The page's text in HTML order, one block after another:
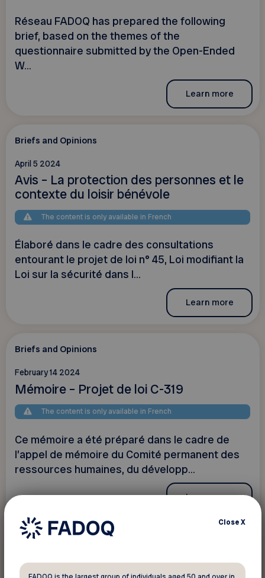
Réseau FADOQ has prepared the following
brief, based on the themes of the
questionnaire submitted by the Open-Ended
W...
Learn more
Briefs and Opinions
April 5 2024
Avis – La protection des personnes et le
contexte du loisir bénévole
The content is only available in French
Élaboré dans le cadre des consultations
entourant le projet de loi n° 45, Loi modifiant la
Loi sur la sécurité dans l...
Learn more
Briefs and Opinions
February 14 2024
Mémoire – Projet de loi C-319
The content is only available in French
Ce mémoire a été préparé dans le cadre de
l’appel de mémoire du Comité permanent des
ressources humaines, du développ...
Learn more
January 17 2024
CloseX